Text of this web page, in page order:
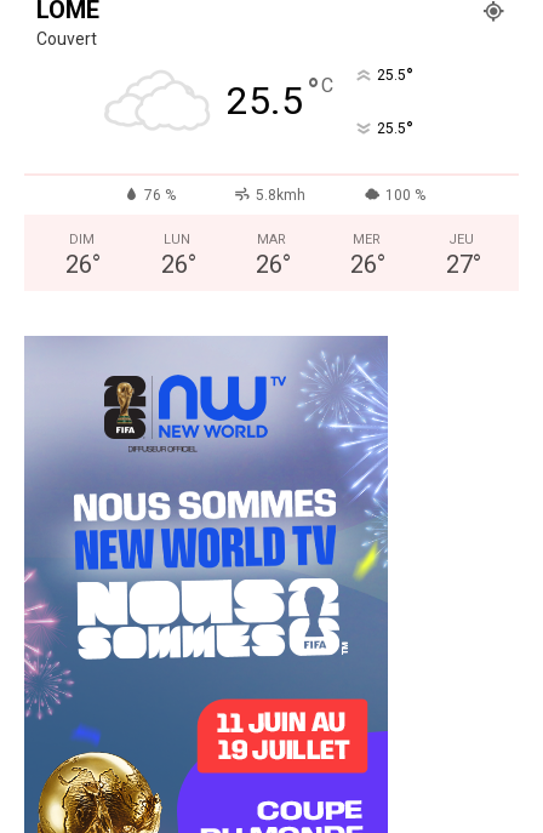
LOMÉ
Couvert
25.5°C 25.5°
25.5°
76 % 5.8kmh 100 %
DIM
26°
LUN
26°
MAR
26°
MER
26°
JEU
27°